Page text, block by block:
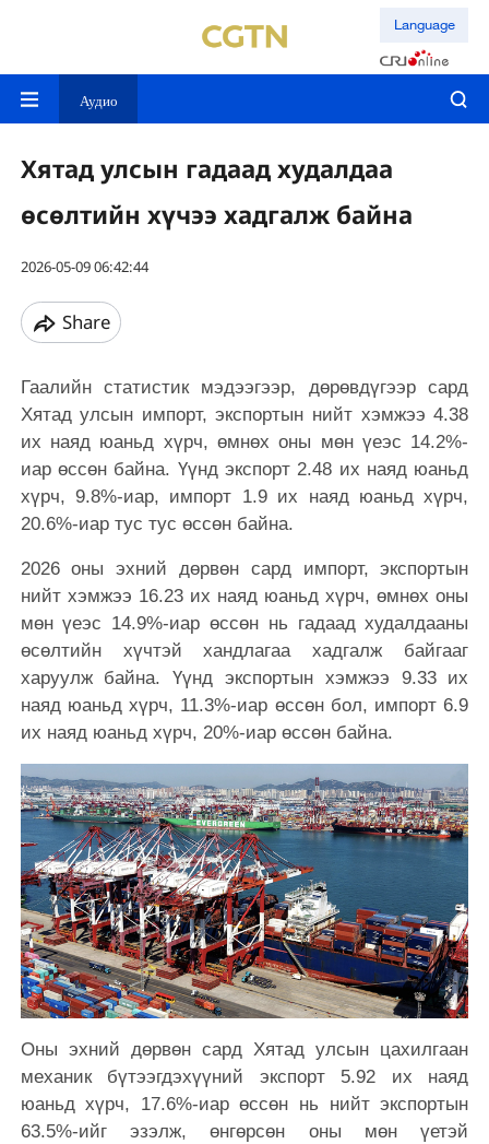
Language
Аудио
Хятад улсын гадаад худалдаа
өсөлтийн хүчээ хадгалж байна
2026-05-09 06:42:44
Share
Гаалийн статистик мэдээгээр, дөрөвдүгээр сард
Хятад улсын импорт, экспортын нийт хэмжээ 4.38
их наяд юаньд хүрч, өмнөх оны мөн үеэс 14.2%-
иар өссөн байна. Үүнд экспорт 2.48 их наяд юаньд
хүрч, 9.8%-иар, импорт 1.9 их наяд юаньд хүрч,
20.6%-иар тус тус өссөн байна.
2026 оны эхний дөрвөн сард импорт, экспортын
нийт хэмжээ 16.23 их наяд юаньд хүрч, өмнөх оны
мөн үеэс 14.9%-иар өссөн нь гадаад худалдааны
өсөлтийн хүчтэй хандлагаа хадгалж байгааг
харуулж байна. Үүнд экспортын хэмжээ 9.33 их
наяд юаньд хүрч, 11.3%-иар өссөн бол, импорт 6.9
их наяд юаньд хүрч, 20%-иар өссөн байна.
Оны эхний дөрвөн сард Хятад улсын цахилгаан
механик бүтээгдэхүүний экспорт 5.92 их наяд
юаньд хүрч, 17.6%-иар өссөн нь нийт экспортын
63.5%-ийг эзэлж, өнгөрсөн оны мөн үетэй